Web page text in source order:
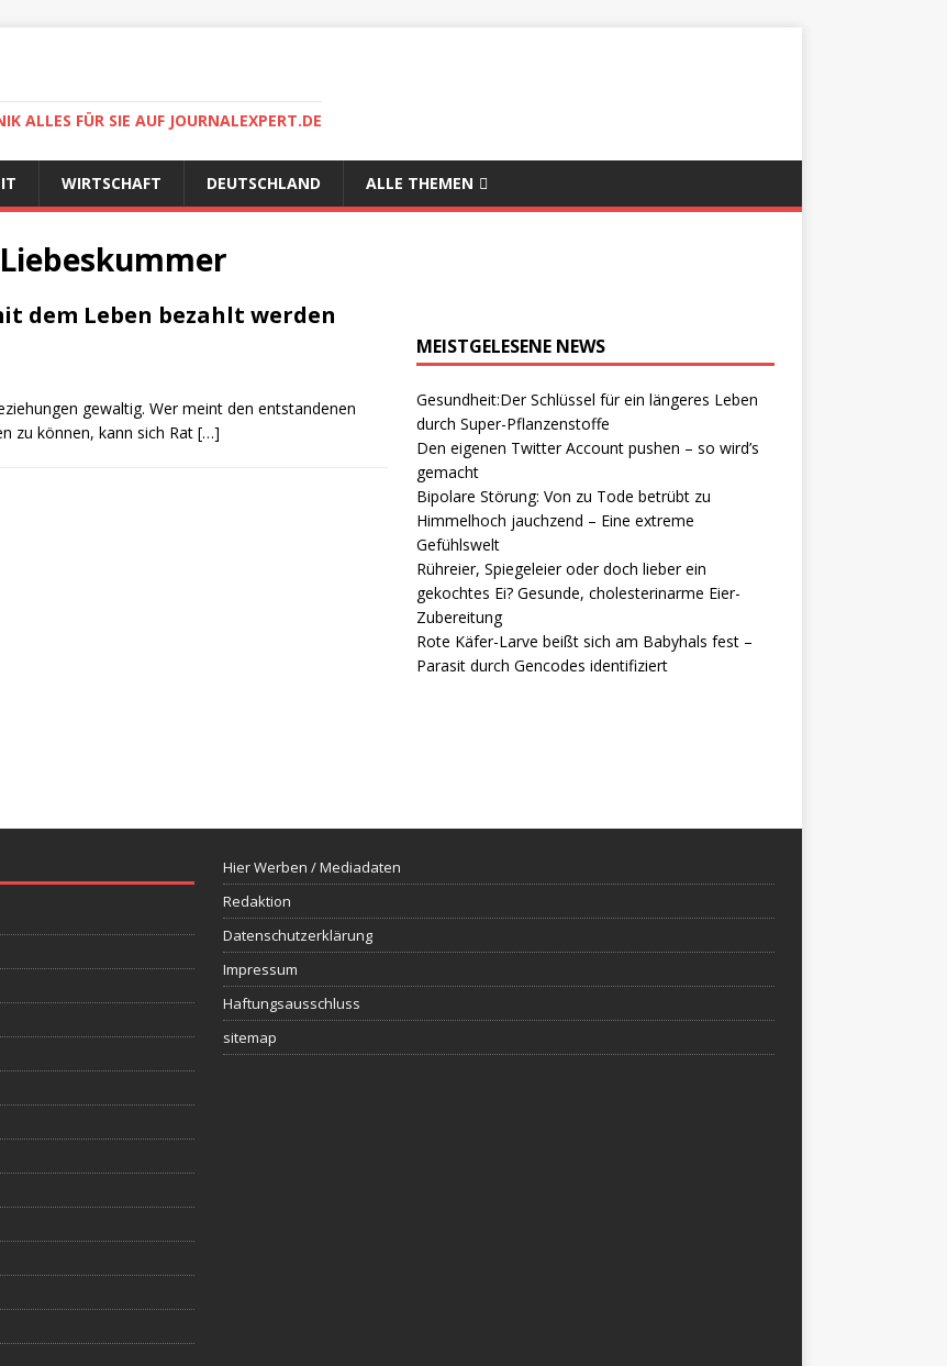
ALLES FÜR SIE AUF JOURNALEXPERT.DE
WIRTSCHAFT DEUTSCHLAND ALLE THEMEN
dem Leben bezahlt werden
gewaltig. Wer meint den entstandenen
zu können, kann sich Rat […]
MEISTGELESENE NEWS
Gesundheit:Der Schlüssel für ein längeres Leben
durch Super-Pflanzenstoffe
Den eigenen Twitter Account pushen – so wird’s
gemacht
Bipolare Störung: Von zu Tode betrübt zu
Himmelhoch jauchzend – Eine extreme
Gefühlswelt
Rühreier, Spiegeleier oder doch lieber ein
gekochtes Ei? Gesunde, cholesterinarme Eier-
Zubereitung
Rote Käfer-Larve beißt sich am Babyhals fest –
Parasit durch Gencodes identifiziert
Hier Werben / Mediadaten
Redaktion
Datenschutzerklärung
Impressum
Haftungsausschluss
sitemap